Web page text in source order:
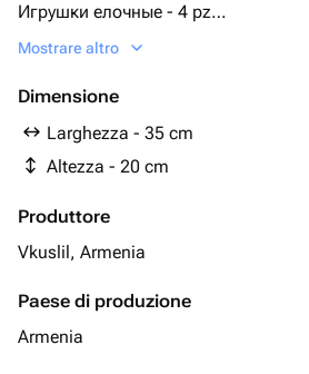
Игрушки елочные - 4 pz
вата натуральная - 3 pz
Mostrare altro
Dimensione
Larghezza - 35 cm
Altezza - 20 cm
Produttore
Vkuslil, Armenia
Paese di produzione
Armenia